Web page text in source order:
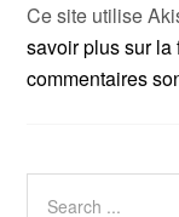
Ce site utilise
savoir plus sur
commentaires